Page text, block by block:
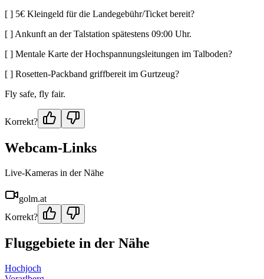
[ ] 5€ Kleingeld für die Landegebühr/Ticket bereit?
[ ] Ankunft an der Talstation spätestens 09:00 Uhr.
[ ] Mentale Karte der Hochspannungsleitungen im Talboden?
[ ] Rosetten-Packband griffbereit im Gurtzeug?
Fly safe, fly fair.
Korrekt?
Webcam-Links
Live-Kameras in der Nähe
golm.at
Korrekt?
Fluggebiete in der Nähe
Hochjoch